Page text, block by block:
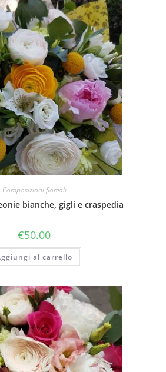
Composizioni floreali
bianche, gigli e craspedia
€50.00
al carrello